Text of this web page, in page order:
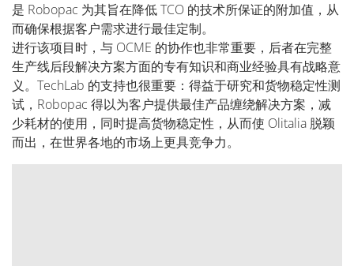
是 Robopac 为其旨在降低 TCO 的技术所保证的附加值，从
而确保根据客户需求进行最佳定制。
进行该项目时，与 OCME 的协作也非常重要，后者在完整
生产线后段解决方案方面的专有知识和商业经验具有战略意
义。TechLab 的支持也很重要：得益于研究和货物稳定性测
试，Robopac 得以为客户提供最佳产品缠绕解决方案，减
少耗材的使用，同时提高货物稳定性，从而使 Olitalia 脱颖
而出，在世界各地的市场上更具竞争力。